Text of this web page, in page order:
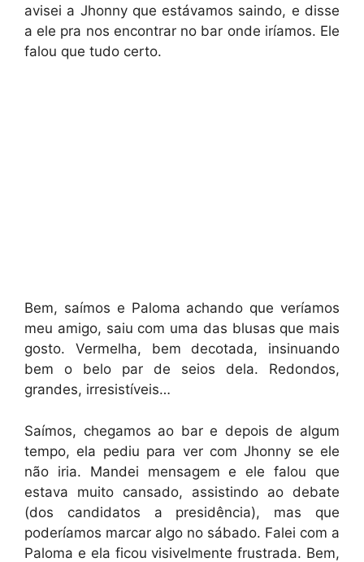
avisei a Jhonny que estávamos saindo, e disse
a ele pra nos encontrar no bar onde iríamos. Ele
falou que tudo certo.
Bem, saímos e Paloma achando que veríamos
meu amigo, saiu com uma das blusas que mais
gosto. Vermelha, bem decotada, insinuando
bem o belo par de seios dela. Redondos,
grandes, irresistíveis…
Saímos, chegamos ao bar e depois de algum
tempo, ela pediu para ver com Jhonny se ele
não iria. Mandei mensagem e ele falou que
estava muito cansado, assistindo ao debate
(dos candidatos a presidência), mas que
poderíamos marcar algo no sábado. Falei com a
Paloma e ela ficou visivelmente frustrada. Bem,